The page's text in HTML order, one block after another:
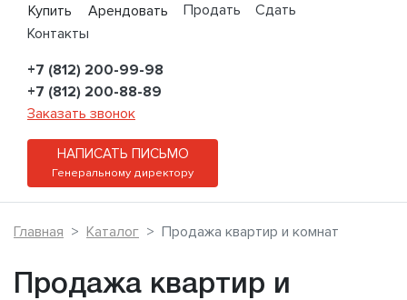
Купить Арендовать Продать
Сдать
Контакты
+7 (812) 200-99-98
+7 (812) 200-88-89
Заказать звонок
НАПИСАТЬ ПИСЬМО
Генеральному директору
Главная Каталог Продажа квартир и комнат
Продажа квартир и